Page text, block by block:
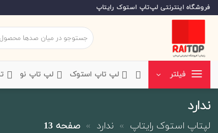
Skip
to
فروشگاه اینترنتی لپ‌تاپ استوک رایتاپ
جستجو
برای:
فیلتر ‌لپ تاپ استوک ‌لپ تاپ نو
ندارد
لپتاپ استوک رایتاپ » ندارد » صفحه 13